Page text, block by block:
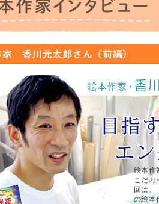
香川元太郎さん（前編）
絵本作
こだわ
回は
の絵本